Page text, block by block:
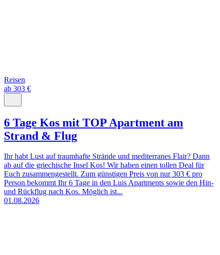
Reisen
ab 303 €
6 Tage Kos mit TOP Apartment am
Strand & Flug
Ihr habt Lust auf traumhafte Strände und mediterranes Flair? Dann
ab auf die griechische Insel Kos! Wir haben einen tollen Deal für
Euch zusammengestellt. Zum günstigen Preis von nur 303 € pro
Person bekommt Ihr 6 Tage in den Luis Apartments sowie den Hin-
und Rückflug nach Kos. Möglich ist...
01.08.2026